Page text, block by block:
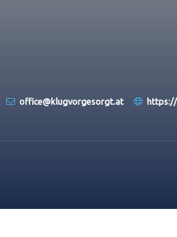
office@klugvorgesorgt.at